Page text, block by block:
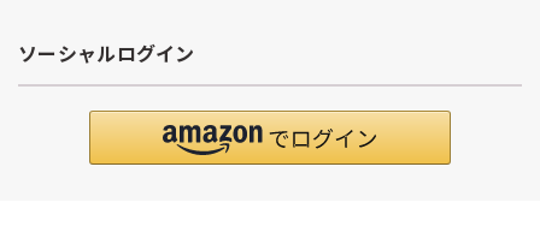
ソーシャルログイン